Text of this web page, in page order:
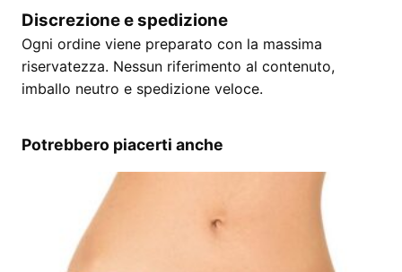
Discrezione e spedizione
Ogni ordine viene preparato con la massima
riservatezza. Nessun riferimento al contenuto,
imballo neutro e spedizione veloce.
Potrebbero piacerti anche